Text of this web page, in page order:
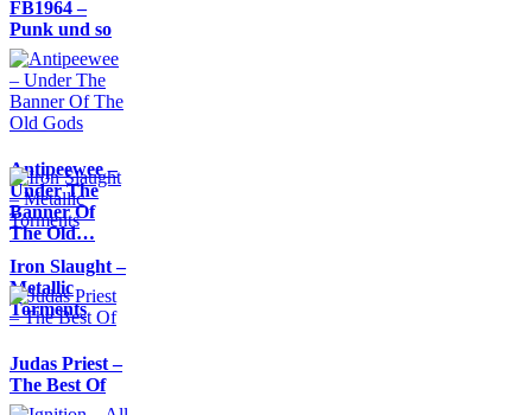
FB1964 –
Punk und so
Antipeewee –
Under The
Banner Of
The Old…
Iron Slaught –
Metallic
Torments
Judas Priest –
The Best Of